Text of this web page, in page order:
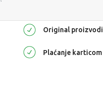
Original proizvodi
Plaćanje karticom